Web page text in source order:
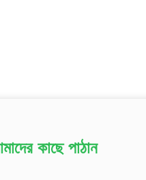
কাছে পাঠান